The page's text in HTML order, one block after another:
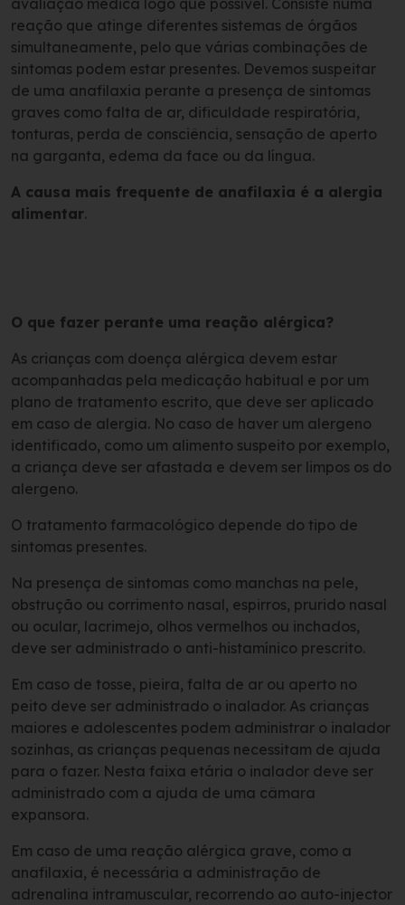
avaliação médica logo que possível. Consiste numa
reação que atinge diferentes sistemas de órgãos
simultaneamente, pelo que várias combinações de
sintomas podem estar presentes. Devemos suspeitar
de uma anafilaxia perante a presença de sintomas
graves como falta de ar, dificuldade respiratória,
tonturas, perda de consciência, sensação de aperto
na garganta, edema da face ou da língua.
A causa mais frequente de anafilaxia é a alergia
alimentar.
O que fazer perante uma reação alérgica?
As crianças com doença alérgica devem estar
acompanhadas pela medicação habitual e por um
plano de tratamento escrito, que deve ser aplicado
em caso de alergia. No caso de haver um alergeno
identificado, como um alimento suspeito por exemplo,
a criança deve ser afastada e devem ser limpos os do
alergeno.
O tratamento farmacológico depende do tipo de
sintomas presentes.
Na presença de sintomas como manchas na pele,
obstrução ou corrimento nasal, espirros, prurido nasal
ou ocular, lacrimejo, olhos vermelhos ou inchados,
deve ser administrado o anti-histamínico prescrito.
Em caso de tosse, pieira, falta de ar ou aperto no
peito deve ser administrado o inalador. As crianças
maiores e adolescentes podem administrar o inalador
sozinhas, as crianças pequenas necessitam de ajuda
para o fazer. Nesta faixa etária o inalador deve ser
administrado com a ajuda de uma câmara
expansora.
Em caso de uma reação alérgica grave, como a
anafilaxia, é necessária a administração de
adrenalina intramuscular, recorrendo ao auto-injector